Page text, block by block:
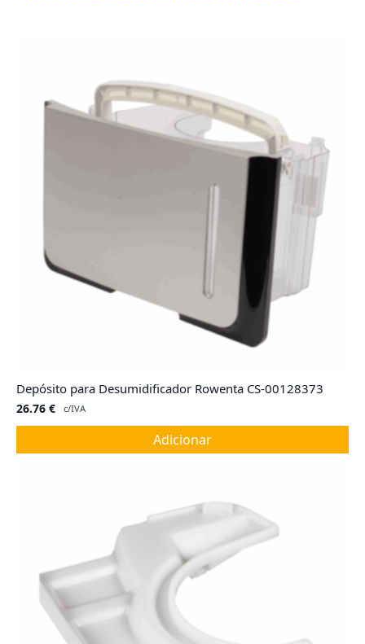
Depósito para Desumidificador Rowenta CS-00128373
26.76 € c/IVA
Adicionar